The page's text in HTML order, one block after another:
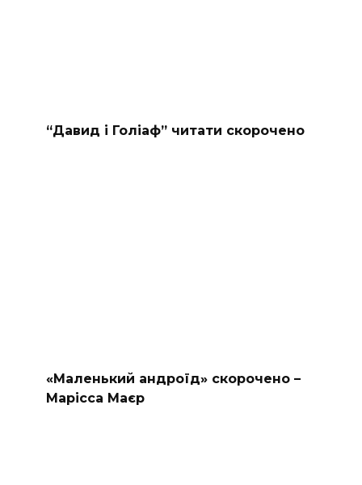
“Давид і Голіаф” читати скорочено
«Маленький андроїд» скорочено –
Марісса Маєр